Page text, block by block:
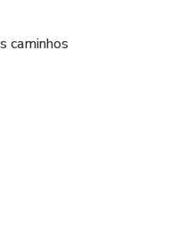
caminhos
e